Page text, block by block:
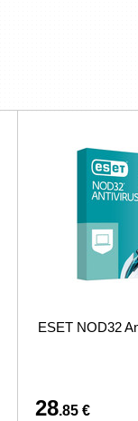
ESET NOD32
28.85 €